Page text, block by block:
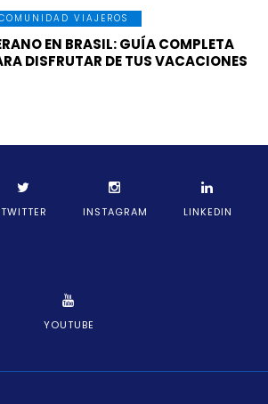
VIAJEROS
EN BRASIL: GUÍA COMPLETA
DISFRUTAR DE TUS VACACIONES
TWITTER INSTAGRAM LINKEDIN
YOUTUBE